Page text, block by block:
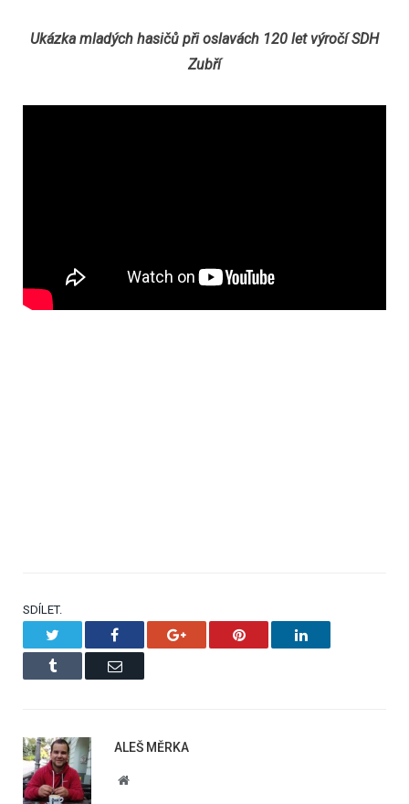
Ukázka mladých hasičů při oslavách 120 let výročí SDH
Zubří
SDÍLET.
Facebook Google+ Pinterest LinkedIn
Tumblr Email
ALEŠ MĚRKA
Website